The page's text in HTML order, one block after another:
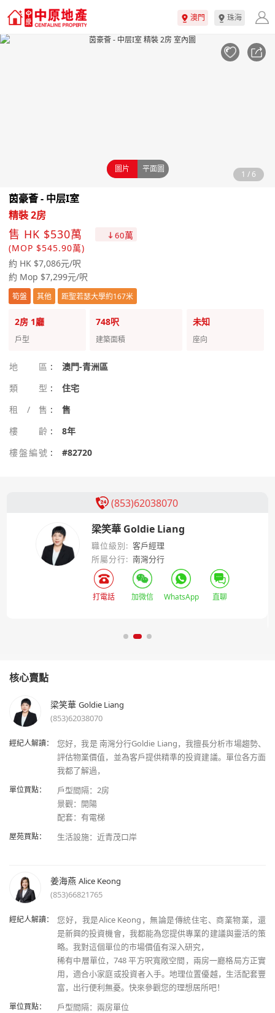
澳門 珠海
1 / 6
圖片 平面圖
茵豪薈 - 中层I室
精裝 2房
售 HK $530萬 60萬
(MOP $545.90萬)
約 HK $7,086元/呎
約 Mop $7,299元/呎
筍盤 其他 距聖若瑟大學約167米
2房 1廳
戶型
748呎
建築面積
未知
座向
地區 :
澳門-青洲區
類型 :
住宅
租/售 :
售
樓齡 :
8年
樓盤編號 : #82720
(853)62038070
梁笑華 Goldie Liang
職位級別: 客戶經理
所屬分行: 南灣分行
打電話 加微信 WhatsApp 直聊
核心賣點
梁笑華 Goldie Liang
(853)62038070
經紀人解讀：
您好，我是 南灣分行Goldie Liang，我擅長分析市場趨勢、
評估物業價值，並為客戶提供精準的投資建議。單位各方面
單位買點：
戶型間隔：2房
景觀：開陽
屋苑買點：
姜海燕 Alice Keong
(853)66821765
經紀人解讀：
您好，我是Alice Keong，無論是傳統住宅、商業物業，還
是新興的投資機會，我都能為您提供專業的建議與靈活的策
略。我對這個單位的市場價值有深入研究，
稀有中層單位，748 平方呎寬敞空間，兩房一廳格局方正實
用，適合小家庭或投資者入手。地理位置優越，生活配套豐
富，出行便利無憂。快來參觀您的理想居所吧！
單位買點：
戶型間隔：兩房單位